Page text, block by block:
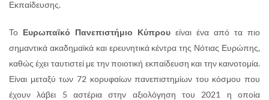
Εκπαίδευσης.
Το Ευρωπαϊκό Πανεπιστήμιο Κύπρου είναι ένα από τα πιο
σημαντικά ακαδημαϊκά και ερευνητικά κέντρα της Νότιας Ευρώπης,
καθώς έχει ταυτιστεί με την ποιοτική εκπαίδευση και την καινοτομία.
Είναι μεταξύ των 72 κορυφαίων πανεπιστημίων του κόσμου που
έχουν λάβει 5 αστέρια στην αξιολόγηση του 2021 η οποία